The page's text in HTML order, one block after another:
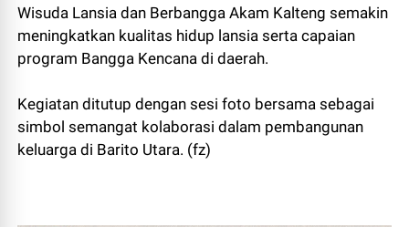
Wisuda Lansia dan Berbangga Akam Kalteng semakin
meningkatkan kualitas hidup lansia serta capaian
program Bangga Kencana di daerah.
Kegiatan ditutup dengan sesi foto bersama sebagai
simbol semangat kolaborasi dalam pembangunan
keluarga di Barito Utara. (fz)